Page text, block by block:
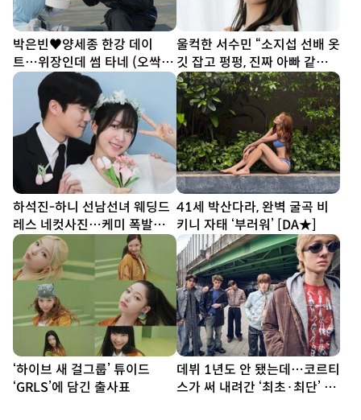
박은빈♥양세종 한강 데이
트…위장인데 썸 타네 (오싹한
연애)
울컥한 서수민 “소지섭 선배 옷
깃 잡고 펑펑, 진짜 아빠 같았
다” (종합)[DA인터뷰]
하석진-하니 선남선녀 웨딩드
레스 네컷사진…케미 폭발
[DA★]
41세 박산다라, 완벽 굴곡 비
키니 자태 ‘부러워’ [DA★]
‘하이브 새 걸그룹’ 튜이드
‘GRLS’에 담긴 출사표
데뷔 1년도 안 됐는데…코르티
스가 써 내려간 ‘최초·최단’ 기